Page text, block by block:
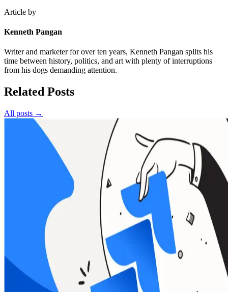
Article by
Kenneth Pangan
Writer and marketer for over ten years, Kenneth Pangan splits his
time between history, politics, and art with plenty of interruptions
from his dogs demanding attention.
Related Posts
All posts →